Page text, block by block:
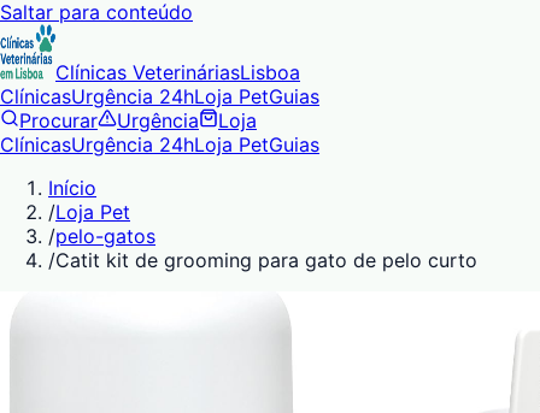
Saltar para conteúdo
Clínicas VeterináriasLisboa
ClínicasUrgência 24hLoja PetGuias
Procurar
Urgência
Loja
ClínicasUrgência 24hLoja PetGuias
Início
/Loja Pet
/pelo-gatos
/Catit kit de grooming para gato de pelo curto